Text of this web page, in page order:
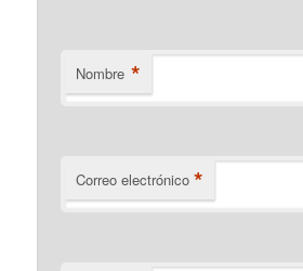
Nombre *
Correo electrónico *